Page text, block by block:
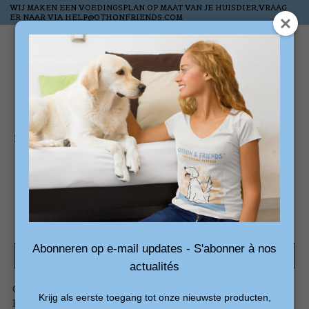
WIJ MAKEN EEN VOEDINGSPLAN OP MAAT VAN JE HUISDIER,VRAAG
ER NAAR VIA HELP@OTHONFRIENDS.COM
Verlanglijst
Home / Tags praktische voerbak
Producten getagd met
praktische voerbak
Filters weergeven
0
producten
op
producten
Abonneren op e-mail updates - S'abonner à nos
actualités
Krijg als eerste toegang tot onze nieuwste producten,